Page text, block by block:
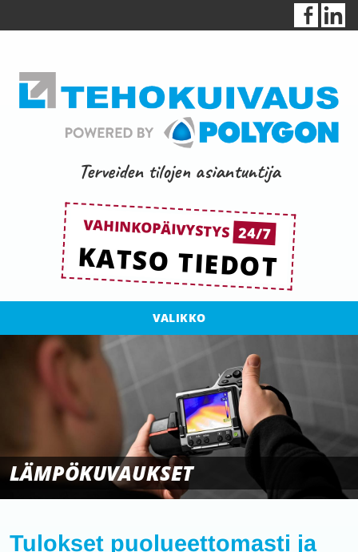
Terveiden tilojen asiantuntija
VAHINKOPÄIVYSTYS24/7
KATSO TIEDOT
VALIKKO
LÄMPÖKUVAUKSET
Tulokset puolueettomasti ja